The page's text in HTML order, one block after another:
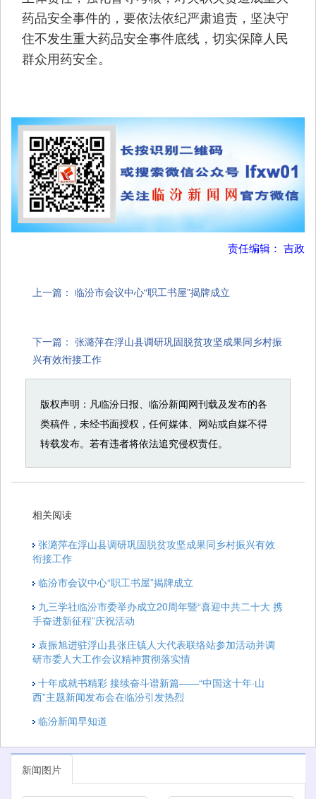
药品安全事件的，要依法依纪严肃追责，坚决守
住不发生重大药品安全事件底线，切实保障人民
群众用药安全。
责任编辑： 吉政
上一篇： 临汾市会议中心“职工书屋”揭牌成立
下一篇： 张潞萍在浮山县调研巩固脱贫攻坚成果同乡村振
兴有效衔接工作
版权声明：凡临汾日报、临汾新闻网刊载及发布的各
类稿件，未经书面授权，任何媒体、网站或自媒不得
转载发布。若有违者将依法追究侵权责任。
相关阅读
张潞萍在浮山县调研巩固脱贫攻坚成果同乡村振兴有效
衔接工作
临汾市会议中心“职工书屋”揭牌成立
九三学社临汾市委举办成立20周年暨“喜迎中共二十大 携
手奋进新征程”庆祝活动
袁振旭进驻浮山县张庄镇人大代表联络站参加活动并调
研市委人大工作会议精神贯彻落实情
十年成就书精彩 接续奋斗谱新篇——“中国这十年·山
西”主题新闻发布会在临汾引发热烈
临汾新闻早知道
新闻图片